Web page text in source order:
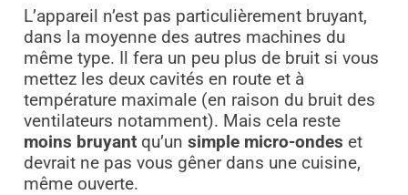
L’appareil n’est pas particulièrement bruyant,
dans la moyenne des autres machines du
même type. Il fera un peu plus de bruit si vous
mettez les deux cavités en route et à
température maximale (en raison du bruit des
ventilateurs notamment). Mais cela reste
moins bruyant qu’un simple micro-ondes et
devrait ne pas vous gêner dans une cuisine,
même ouverte.